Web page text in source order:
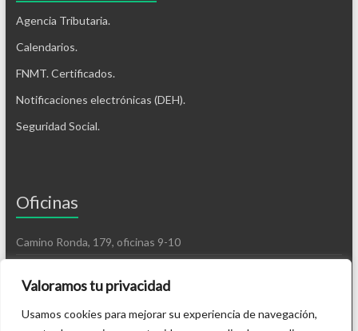
Valoramos tu privacidad
Usamos cookies para mejorar su experiencia de navegación,
Agencia Tributaria.
Calendarios.
FNMT. Certificados.
Notificaciones electrónicas (DEH).
Seguridad Social.
Oficinas
Camino Ronda, 179, oficinas 9-10
Tel. 958 278000
info@josesalas-abogados.com